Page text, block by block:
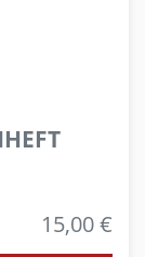
15,00 €